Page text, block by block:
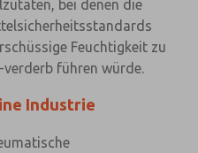
bei denen die
Feuchtigkeit zu
führen würde.
Industrie